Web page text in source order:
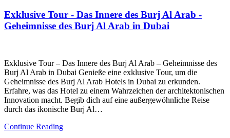
Exklusive Tour - Das Innere des Burj Al Arab -
Geheimnisse des Burj Al Arab in Dubai
Exklusive Tour – Das Innere des Burj Al Arab – Geheimnisse des
Burj Al Arab in Dubai Genieße eine exklusive Tour, um die
Geheimnisse des Burj Al Arab Hotels in Dubai zu erkunden.
Erfahre, was das Hotel zu einem Wahrzeichen der architektonischen
Innovation macht. Begib dich auf eine außergewöhnliche Reise
durch das ikonische Burj Al…
Continue Reading